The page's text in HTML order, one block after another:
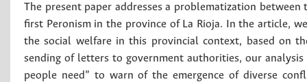
The present paper addresses a problematization
first Peronism in the province of La Rioja. In the article,
the social welfare in this provincial context, based on
sending of letters to government authorities, our
people need” to warn of the emergence of diverse